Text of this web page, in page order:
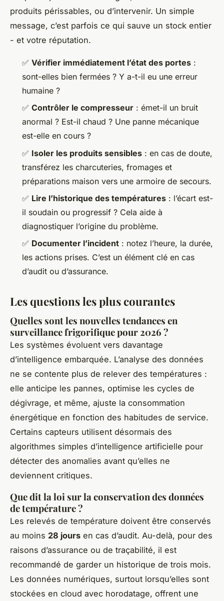
produits périssables, ou d’intervenir. Un simple
message, c’est parfois ce qui sauve un stock entier
- et votre réputation.
✅ Vérifier immédiatement l’état des portes :
sont-elles bien fermées ? Y a-t-il eu une erreur
humaine ?
✅ Contrôler le compresseur : émet-il un bruit
anormal ? Est-il chaud ? Une panne mécanique
est-elle en cours ?
✅ Isoler les produits sensibles : en cas de doute,
transférez les charcuteries, fromages et
préparations maison vers une armoire de secours.
✅ Lire l’historique des températures : l’écart est-
il soudain ou progressif ? Cela aide à
diagnostiquer l’origine du problème.
✅ Documenter l’incident : notez l’heure, la durée,
les actions prises. C’est un élément clé en cas
d’audit ou d’assurance.
Les questions les plus courantes
Quelles sont les nouvelles tendances en
surveillance frigorifique pour 2026 ?
Les systèmes évoluent vers davantage
d’intelligence embarquée. L’analyse des données
ne se contente plus de relever des températures :
elle anticipe les pannes, optimise les cycles de
dégivrage, et même, ajuste la consommation
énergétique en fonction des habitudes de service.
Certains capteurs utilisent désormais des
algorithmes simples d’intelligence artificielle pour
détecter des anomalies avant qu’elles ne
deviennent critiques.
Que dit la loi sur la conservation des données
de température ?
Les relevés de température doivent être conservés
au moins 28 jours en cas d’audit. Au-delà, pour des
raisons d’assurance ou de traçabilité, il est
recommandé de garder un historique de trois mois.
Les données numériques, surtout lorsqu’elles sont
stockées en cloud avec horodatage, offrent une